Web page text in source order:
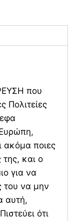
που
Πολιτείες
ακόμα ποιες
της, και ο
για να
του να μην
αυτή,
ότι